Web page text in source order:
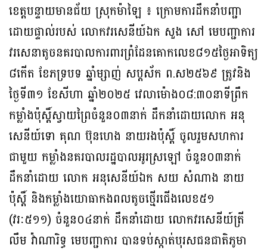
ខេត្តបន្ទាយមានជ័យ ស្រុកម៉ាឡៃ ៖ ក្រោមការដឹកនាំបញ្ជា
ដោយផ្ទាល់របស់ លោកវរសេនីយ៍ឯក សួង សៅ មេបញ្ជាការ
វរសេនាតូចនគរបាលការពារព្រំដែនគោកលេខ៨១៥ថ្ងៃអាទិត្យ
៨កើត ខែភទ្របទ ឆ្នាំម្សាញ់ សប្ដស័ក ព.ស២៥៦៩ ត្រូវនិង
ថ្ងៃទី៣១ ខែសីហា ឆ្នាំ២០២៥ វេលាម៉ោង០៨:៣០នាទីព្រឹក
កម្លាំងប៉ុស្តិ៍ស្វាយព្រៃចំនួន០៣នាក់ ដឹកនាំដោយលោក អនុ
សេនីយ៍ទោ គុណ ប៊ុនហេង នាយរងប៉ុស្តិ៍ ចូលរួមសហការ
ជាមួយ កម្លាំងនគរបាលរដ្ឋបាលអូរស្រឡៅ ចំនួន០៣នាក់
ដឹកនាំដោយ លោក អនុសេនីយ៍ឯក សយ សំណាង នាយ
ប៉ុស្ដិ៍ និងកម្លាំងយោធាកងពលតូចថ្មើរជើងលេខ៥១
(វរៈ៥១១) ចំនួន០៤នាក់ ដឹកនាំដោយ លោកវរសេនីយ៍ត្រី
លឹម វ៉ាណារិទ្ធ មេបញ្ជាការ បានទប់ស្កាត់បុរសជនជាតិភូមា